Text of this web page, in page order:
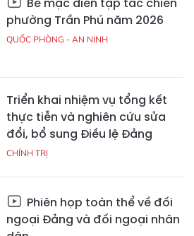
phường Trần Phú năm 2026
QUỐC PHÒNG - AN NINH
Triển khai nhiệm vụ tổng kết
thực tiễn và nghiên cứu sửa
đổi, bổ sung Điều lệ Đảng
CHÍNH TRỊ
Phiên họp toàn thể về đối
ngoại Đảng và đối ngoại nhân